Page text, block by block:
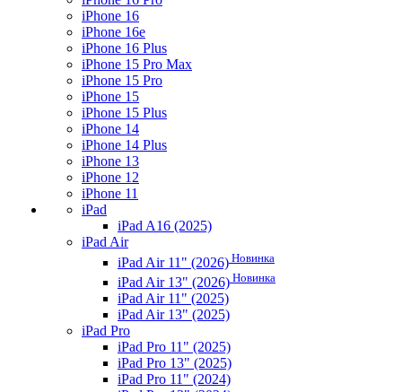
iPhone 16
iPhone 16e
iPhone 16 Plus
iPhone 15 Pro Max
iPhone 15 Pro
iPhone 15
iPhone 15 Plus
iPhone 14
iPhone 14 Plus
iPhone 13
iPhone 12
iPhone 11
iPad
iPad A16 (2025)
iPad Air
iPad Air 11" (2026) Новинка
iPad Air 13" (2026) Новинка
iPad Air 11" (2025)
iPad Air 13" (2025)
iPad Pro
iPad Pro 11" (2025)
iPad Pro 13" (2025)
iPad Pro 11" (2024)